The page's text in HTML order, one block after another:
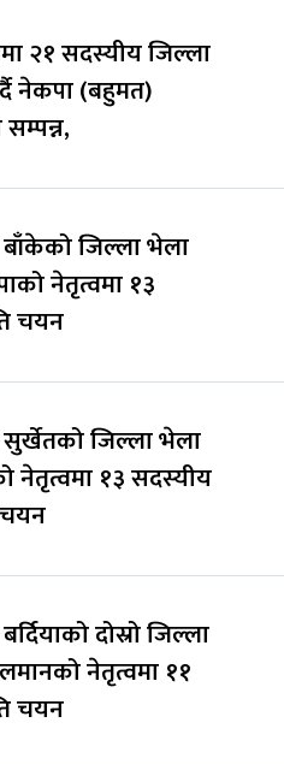
२१ सदस्यीय जिल्ला
नेकपा (बहुमत)
जिल्ला भेला
नेतृत्वमा १३
चयन
जिल्ला भेला
नेतृत्वमा १३ सदस्यीय
दोस्रो जिल्ला
नेतृत्वमा ११
चयन